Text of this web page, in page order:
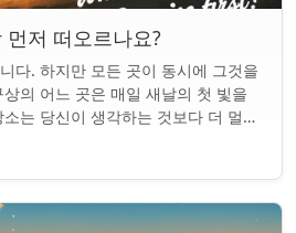
저 떠오르나요?
다. 하지만 모든 곳이 동시에 그것을
의 어느 곳은 매일 새날의 첫 빛을
는 당신이 생각하는 것보다 더 멀리
...